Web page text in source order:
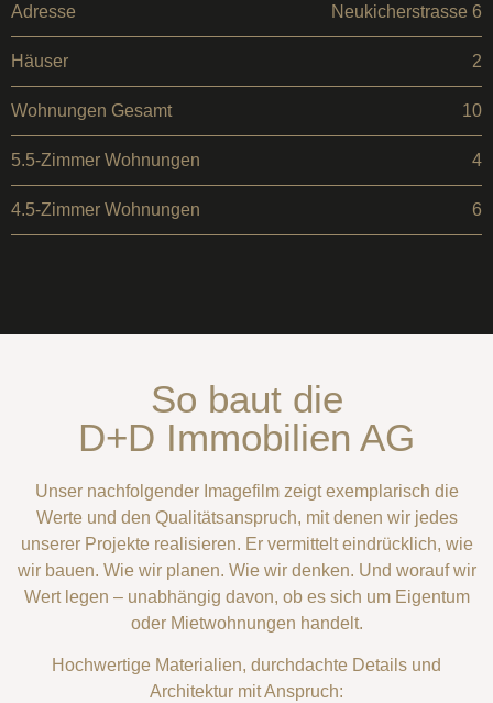
Adresse Neukicherstrasse 6
Häuser 2
Wohnungen Gesamt 10
5.5-Zimmer Wohnungen 4
4.5-Zimmer Wohnungen 6
So baut die
D+D Immobilien AG
Unser nachfolgender Imagefilm zeigt exemplarisch die
Werte und den Qualitätsanspruch, mit denen wir jedes
unserer Projekte realisieren. Er vermittelt eindrücklich, wie
wir bauen. Wie wir planen. Wie wir denken. Und worauf wir
Wert legen – unabhängig davon, ob es sich um Eigentum
oder Mietwohnungen handelt.
Hochwertige Materialien, durchdachte Details und
Architektur mit Anspruch: